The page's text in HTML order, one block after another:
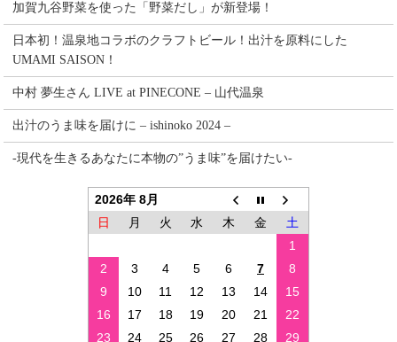
加賀九谷野菜を使った「野菜だし」が新登場！
日本初！温泉地コラボのクラフトビール！出汁を原料にした
UMAMI SAISON！
中村 夢生さん LIVE at PINECONE – 山代温泉
出汁のうま味を届けに – ishinoko 2024 –
-現代を生きるあなたに本物の”うま味”を届けたい-
2026年 8月
日
月 火 水 木 金
土
1
2
3 4 5 6 7
8
9
10 11 12 13 14
15
16
17 18 19 20 21
22
23
24 25 26 27 28 29